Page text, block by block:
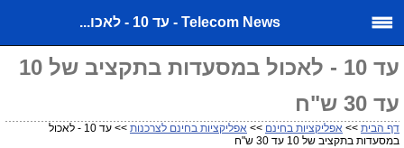
Telecom News - עד 10 - לאכו...
עד 10 - לאכול במסעדות בתקציב של 10
עד 30 ש"ח
דף הבית >> אפליקציות בחינם >> אפליקציות בחינם לצרכנות
>> עד 10 - לאכול
במסעדות בתקציב של 10 עד 30 ש"ח